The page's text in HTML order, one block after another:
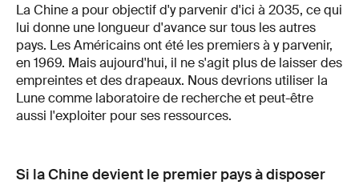
La Chine a pour objectif d'y parvenir d'ici à 2035, ce qui
lui donne une longueur d'avance sur tous les autres
pays. Les Américains ont été les premiers à y parvenir,
en 1969. Mais aujourd'hui, il ne s'agit plus de laisser des
empreintes et des drapeaux. Nous devrions utiliser la
Lune comme laboratoire de recherche et peut-être
aussi l'exploiter pour ses ressources.
Si la Chine devient le premier pays à disposer